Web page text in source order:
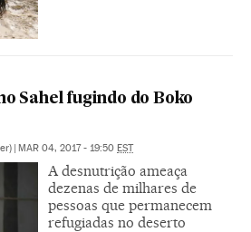
Sahel fugindo do Boko
| MAR 04, 2017 - 19:50 EST
A desnutrição ameaça
dezenas de milhares de
pessoas que permanecem
refugiadas no deserto